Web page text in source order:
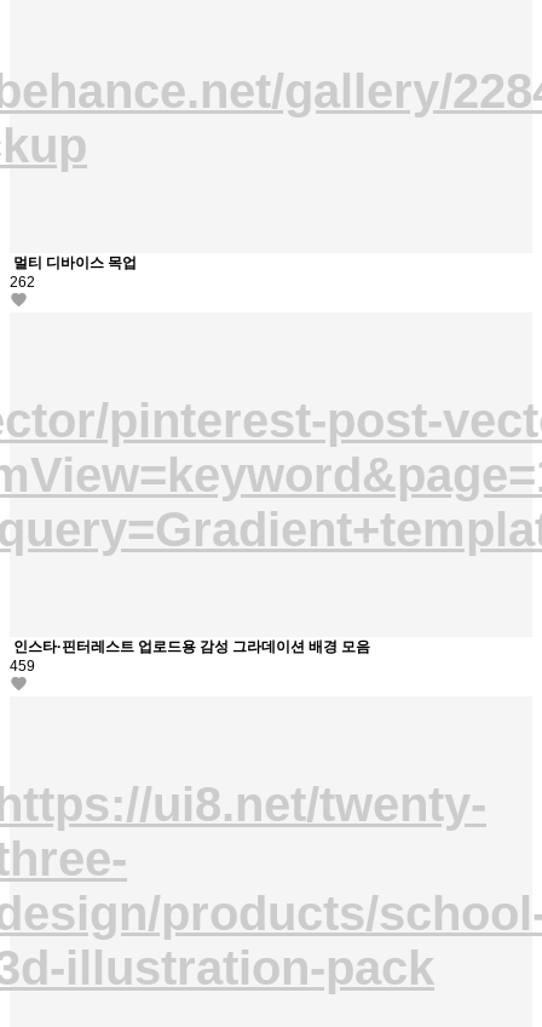
gallery/
멀티 디바이스 목업
262
pinterest-post-
인스타·핀터레스트 업로드용 감성 그라데이션 배경 모음
459
ui8.net/twenty-
products/
illustration-pack